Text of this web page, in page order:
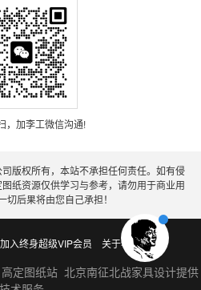
，加李工微信沟通!
版权所有，本站不承担任何责任。如有侵
纸资源仅供学习与参考，请勿用于商业用
切后果将由您自己承担！
加入终身超级VIP会员 关于老李
定图纸站 北京南征北战家具设计提供